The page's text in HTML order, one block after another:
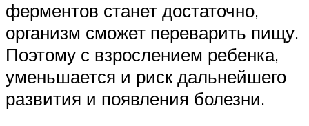
ферментов станет достаточно,
организм сможет переварить пищу.
Поэтому с взрослением ребенка,
уменьшается и риск дальнейшего
развития и появления болезни.